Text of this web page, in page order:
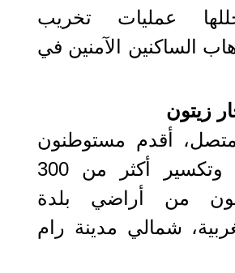
عمليات تخريب
الساكنين الآمنين في
زيتون
أقدم مستوطنون
على اقتلاع وتكسير أكثر من 300
من أراضي بلدة
شمالي مدينة رام